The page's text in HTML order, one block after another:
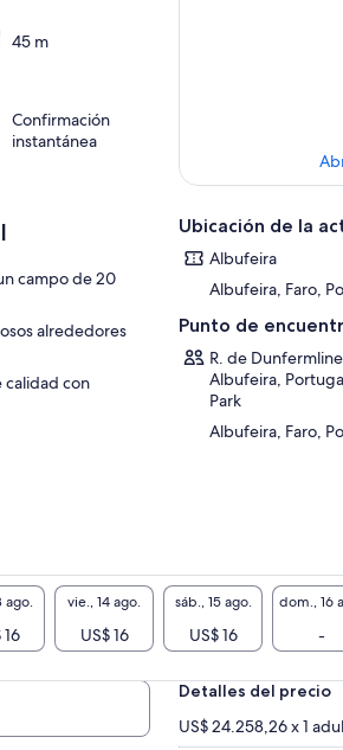
45 m
Confirmación
instantánea
campo de 20
alrededores
con
Ubicación de la
Albufeira
Albufeira, Faro,
Punto de
R. de
Albufeira,
Park
Albufeira, Faro,
ago.
16
vie., 14 ago.
US$ 16
sáb., 15 ago.
US$ 16
dom., 16
-
Detalles del precio
US$ 24.258,26 x 1